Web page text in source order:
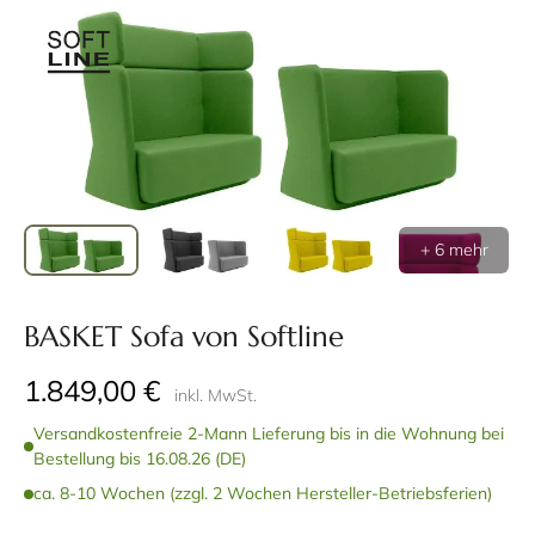
+ 6 mehr
BASKET Sofa von Softline
1.849,00 €
inkl. MwSt.
Versandkostenfreie 2-Mann Lieferung bis in die Wohnung bei
Bestellung bis 16.08.26 (DE)
ca. 8-10 Wochen (zzgl. 2 Wochen Hersteller-Betriebsferien)